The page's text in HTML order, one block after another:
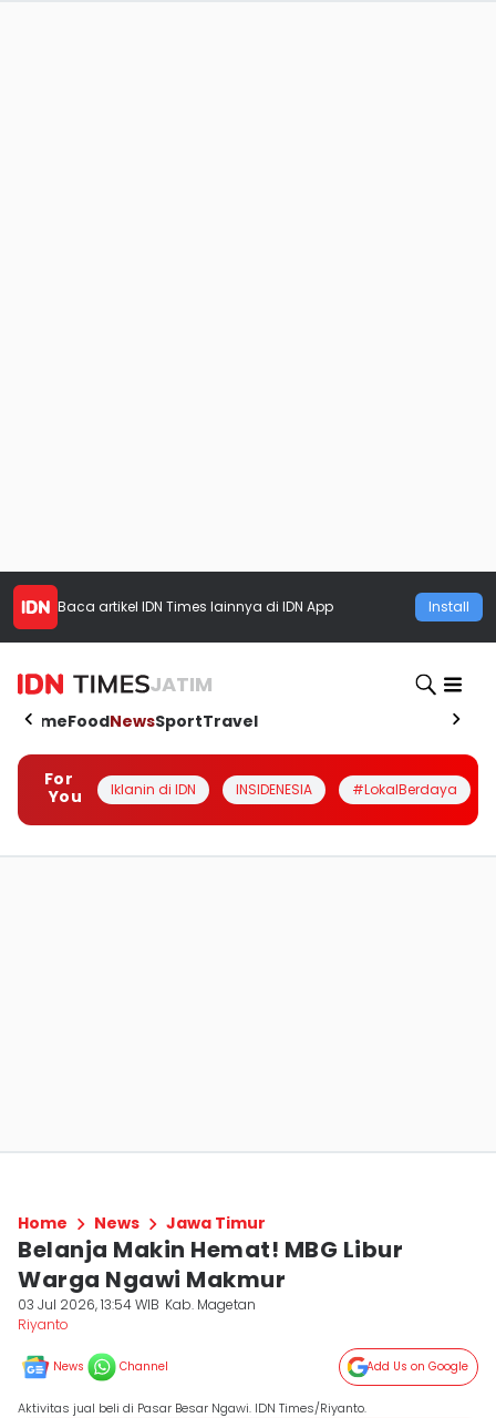
Baca artikel IDN Times lainnya di IDN App Install
JATIM
HomeFoodNewsSportTravel
For
You
Iklanin di IDN INSIDENESIA #LokalBerdaya
Home News Jawa Timur
Belanja Makin Hemat! MBG Libur
Warga Ngawi Makmur
03 Jul 2026, 13:54 WIB Kab. Magetan
Riyanto
News Channel Add Us on Google
Aktivitas jual beli di Pasar Besar Ngawi. IDN Times/Riyanto.